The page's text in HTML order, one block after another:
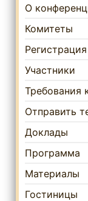
О
Комитеты
Регистрация
Участники
Требования
Отправить
Доклады
Программа
Материалы
Гостиницы